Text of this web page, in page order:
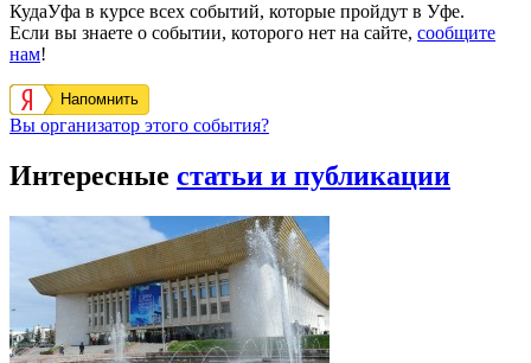
КудаУфа в курсе всех событий, которые пройдут в Уфе.
Если вы знаете о событии, которого нет на сайте, сообщите
нам!
Напомнить
Вы организатор этого события?
Интересные статьи и публикации